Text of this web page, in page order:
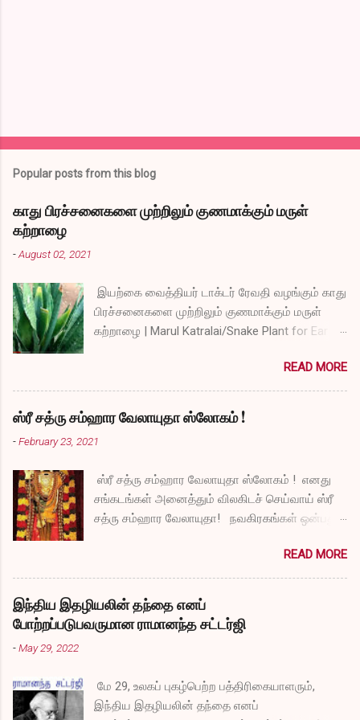
Popular posts from this blog
காது பிரச்சனைகளை முற்றிலும் குணமாக்கும் மருள்
கற்றாழை
-August 02, 2021
இயற்கை வைத்தியர் டாக்டர் ரேவதி வழங்கும் காது
பிரச்சனைகளை முற்றிலும் குணமாக்கும் மருள்
கற்றாழை | Marul Katralai/Snake Plant for Ear
READ MORE
ஸ்ரீ சத்ரு சம்ஹார வேலாயுதா ஸ்லோகம் !
-February 23, 2021
ஸ்ரீ சத்ரு சம்ஹார வேலாயுதா ஸ்லோகம் ! எனது
சங்கடங்கள் அனைத்தும் விலகிடச் செய்வாய் ஸ்ரீ
சத்ரு சம்ஹார வேலாயுதா! நவகிரகங்கள் ஒன்பதும்
வேலாயுதா! சகல விதமான தோஷங்களும் என்னை
விட்டுப் போகட்டும் ஸ்ரீ சத்ரு சம்ஹார வேலாயுதா!
எல்லா விதமான வருத்தங்களும் என்னை விட்டு
அகல வேண்டும் ஸ்ரீ சத்ரு சம்ஹார வேலாயுதா!
துக்கங்களிலிருந்து நிவாரணம் எனக்குக்
ஸ்ரீ சத்ரு சம்ஹார வேலாயுதா! பாவங்கள்
என்னிடம் நெருங்காமல் போகட்டும் ஸ்ரீ சத்ரு
READ MORE
இந்திய இதழியலின் தந்தை எனப்
போற்றப்படுபவருமான ராமானந்த சட்டர்ஜி
-May 29, 2022
மே 29, உலகப் புகழ்பெற்ற பத்திரிகையாளரும்,
இந்திய இதழியலின் தந்தை எனப்